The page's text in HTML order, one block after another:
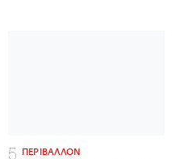
ΠΕΡΙΒΑΛΛΟΝ